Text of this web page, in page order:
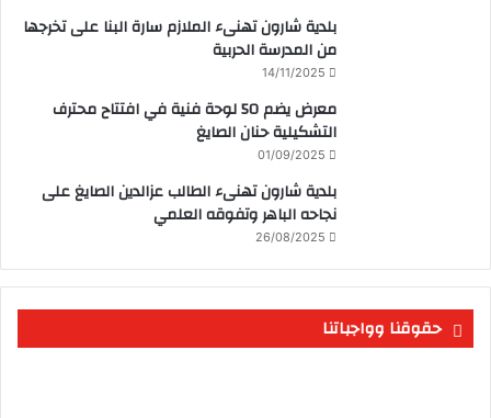
بلدية شارون تهنىء الملازم سارة البنا على تخرجها
من المدرسة الحربية
14/11/2025
معرض يضم 50 لوحة فنية في افتتاح محترف
التشكيلية حنان الصايغ
01/09/2025
بلدية شارون تهنىء الطالب عزالدين الصايغ على
نجاحه الباهر وتفوقه العلمي
26/08/2025
حقوقنا وواجباتنا